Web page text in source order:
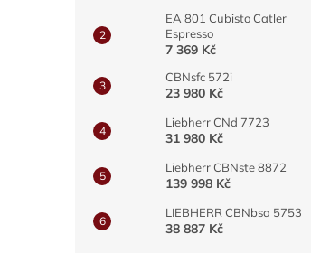
EA 801 Cubisto Catler
Espresso
7 369 Kč
CBNsfc 572i
23 980 Kč
Liebherr CNd 7723
31 980 Kč
Liebherr CBNste 8872
139 998 Kč
LIEBHERR CBNbsa 5753
38 887 Kč